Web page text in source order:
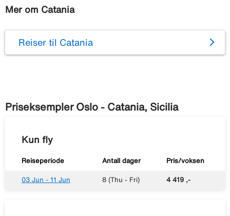
Mer om Catania
Reiser til Catania
Priseksempler Oslo - Catania, Sicilia
Kun fly
Reiseperiode Antall dager Pris/voksen
03 Jun - 11 Jun 8 (Thu - Fri) 4 419 ,-